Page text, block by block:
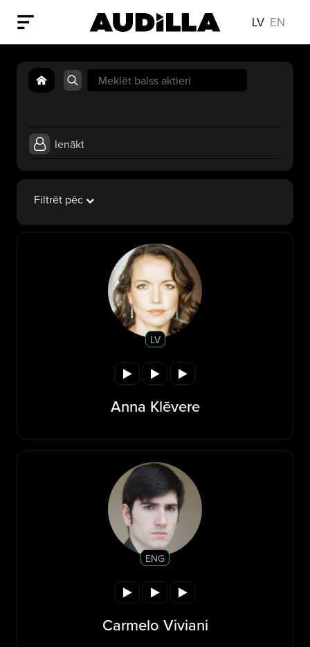
LV EN
Search
for:
Ienākt
Filtrēt pēc
LV
Anna Klēvere
ENG
Carmelo Viviani